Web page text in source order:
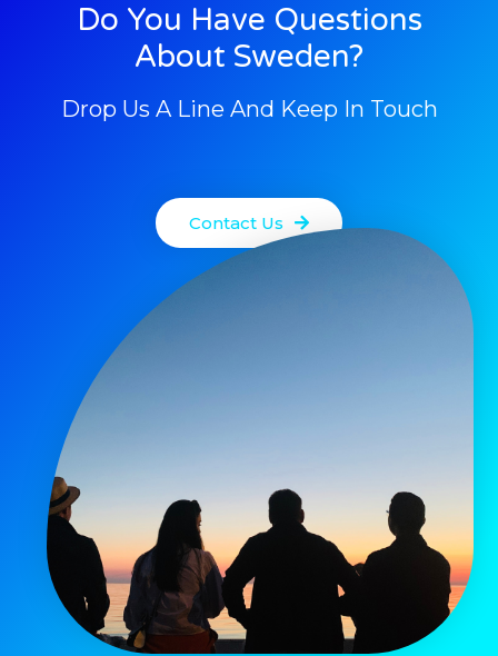
Do You Have Questions
About Sweden?
Drop Us A Line And Keep In Touch
Contact Us